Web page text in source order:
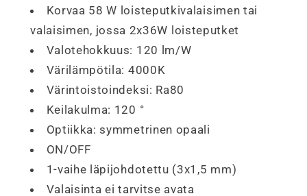
Korvaa 58 W loisteputkivalaisimen tai
valaisimen, jossa 2x36W loisteputket
Valotehokkuus: 120 lm/W
Värilämpötila: 4000K
Värintoistoindeksi: Ra80
Keilakulma: 120 °
Optiikka: symmetrinen opaali
ON/OFF
1-vaihe läpijohdotettu (3x1,5 mm)
Valaisinta ei tarvitse avata